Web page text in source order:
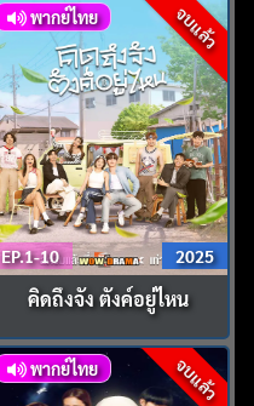
จบแล้ว
พากย์ไทย
EP.1-10 2025
คิดถึงจัง ตังค์อยู่ไหน
จบแล้ว
พากย์ไทย